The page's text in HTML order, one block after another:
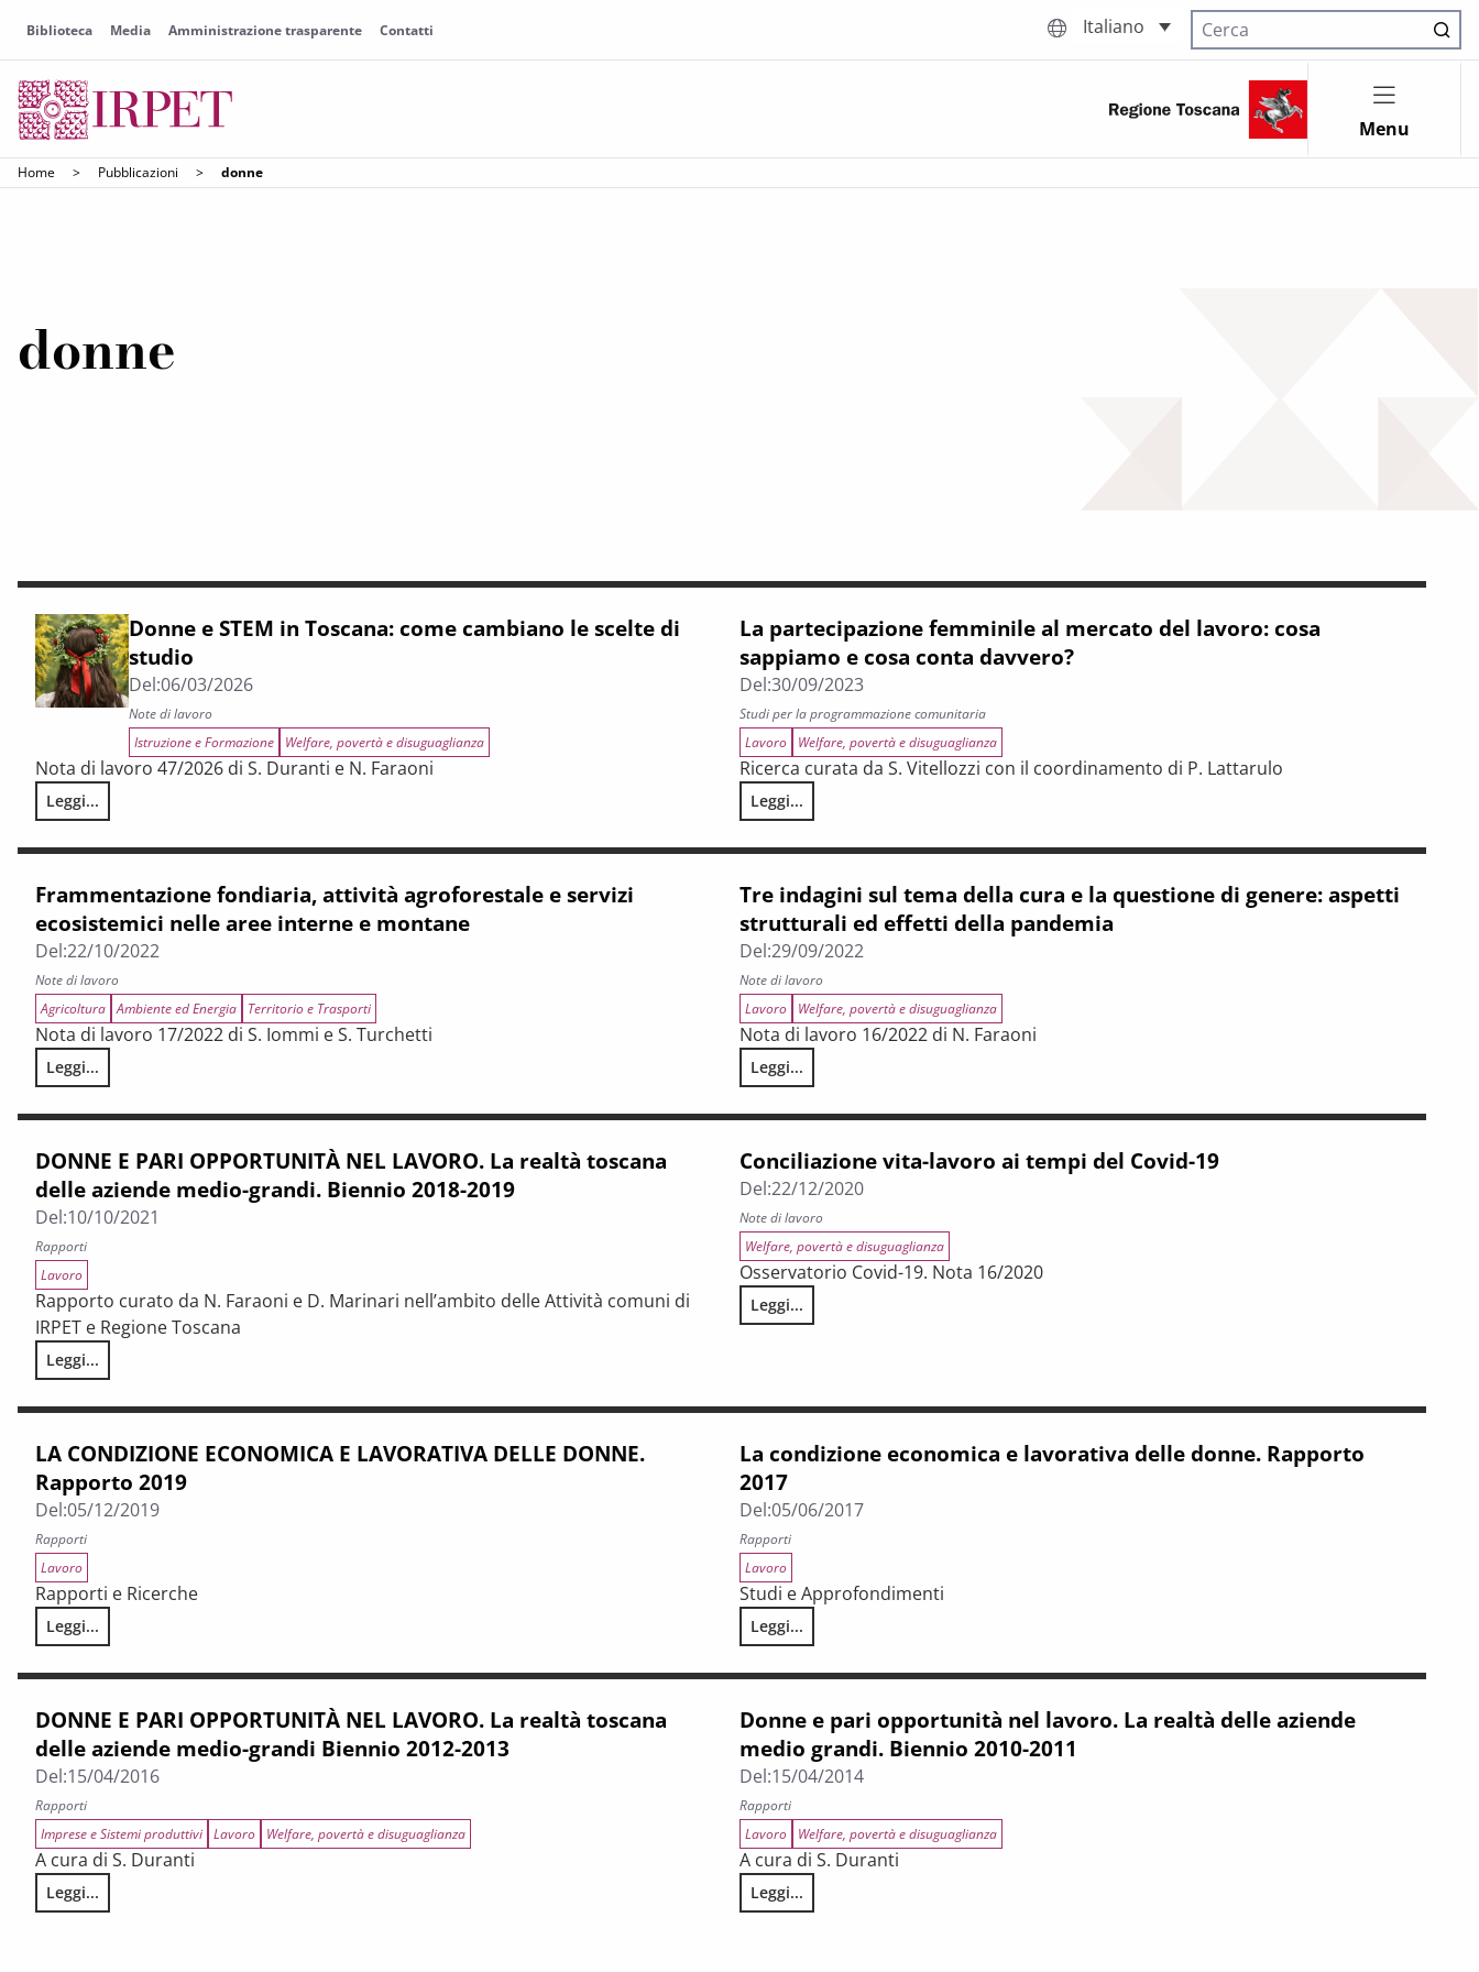
Biblioteca Media Amministrazione trasparente Contatti Italiano
Cerca nel sito
Menu
Home > Pubblicazioni > donne
donne
Donne e STEM in Toscana: come cambiano le scelte di
studio
Del:06/03/2026
Note di lavoro
Istruzione e Formazione
Welfare, povertà e disuguaglianza
Nota di lavoro 47/2026 di S. Duranti e N. Faraoni
Leggi...
Donne e STEM in Toscana: come cambiano le scelte di studio
La partecipazione femminile al mercato del lavoro: cosa
sappiamo e cosa conta davvero?
Del:30/09/2023
Studi per la programmazione comunitaria
Lavoro
Welfare, povertà e disuguaglianza
Ricerca curata da S. Vitellozzi con il coordinamento di P. Lattarulo
Leggi...
La partecipazione femminile al mercato del lavoro: cosa sappiamo e cosa conta davvero?
Frammentazione fondiaria, attività agroforestale e servizi
ecosistemici nelle aree interne e montane
Del:22/10/2022
Note di lavoro
Agricoltura Ambiente ed Energia Territorio e Trasporti
Nota di lavoro 17/2022 di S. Iommi e S. Turchetti
Leggi...
Frammentazione fondiaria, attività agroforestale e servizi ecosistemici nelle aree interne e montane
Tre indagini sul tema della cura e la questione di genere: aspetti
strutturali ed effetti della pandemia
Del:29/09/2022
Note di lavoro
Lavoro
Welfare, povertà e disuguaglianza
Nota di lavoro 16/2022 di N. Faraoni
Leggi...
Tre indagini sul tema della cura e la questione di genere: aspetti strutturali ed effetti della
DONNE E PARI OPPORTUNITÀ NEL LAVORO. La realtà toscana
delle aziende medio-grandi. Biennio 2018-2019
Del:10/10/2021
Rapporti
Lavoro
Rapporto curato da N. Faraoni e D. Marinari nell’ambito delle Attività comuni di
IRPET e Regione Toscana
Leggi...
DONNE E PARI OPPORTUNITÀ NEL LAVORO. La realtà toscana delle aziende medio-grandi. Biennio 2018-2019
Conciliazione vita-lavoro ai tempi del Covid-19
Del:22/12/2020
Note di lavoro
Welfare, povertà e disuguaglianza
Osservatorio Covid-19. Nota 16/2020
Leggi...
Conciliazione vita-lavoro ai tempi del Covid-19
LA CONDIZIONE ECONOMICA E LAVORATIVA DELLE DONNE.
Rapporto 2019
Del:05/12/2019
Rapporti
Lavoro
Rapporti e Ricerche
Leggi...
LA CONDIZIONE ECONOMICA E LAVORATIVA DELLE DONNE. Rapporto 2019
La condizione economica e lavorativa delle donne. Rapporto
2017
Del:05/06/2017
Rapporti
Lavoro
Studi e Approfondimenti
Leggi...
La condizione economica e lavorativa delle donne. Rapporto 2017
DONNE E PARI OPPORTUNITÀ NEL LAVORO. La realtà toscana
delle aziende medio-grandi Biennio 2012-2013
Del:15/04/2016
Rapporti
Imprese e Sistemi produttivi Lavoro Welfare, povertà e disuguaglianza
A cura di S. Duranti
Leggi...
DONNE E PARI OPPORTUNITÀ NEL LAVORO. La realtà toscana delle aziende medio-grandi Biennio 2012-2013
Donne e pari opportunità nel lavoro. La realtà delle aziende
medio grandi. Biennio 2010-2011
Del:15/04/2014
Rapporti
Lavoro
Welfare, povertà e disuguaglianza
A cura di S. Duranti
Leggi...
Donne e pari opportunità nel lavoro. La realtà delle aziende medio grandi. Biennio 2010-2011